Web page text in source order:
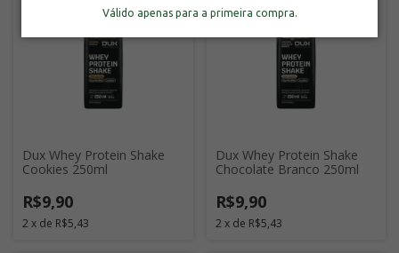
Válido apenas para a primeira compra.
Dux Whey Protein Shake
Cookies 250ml
R$9,90
2 x de R$5,43
Dux Whey Protein Shake
Chocolate Branco 250ml
R$9,90
2 x de R$5,43